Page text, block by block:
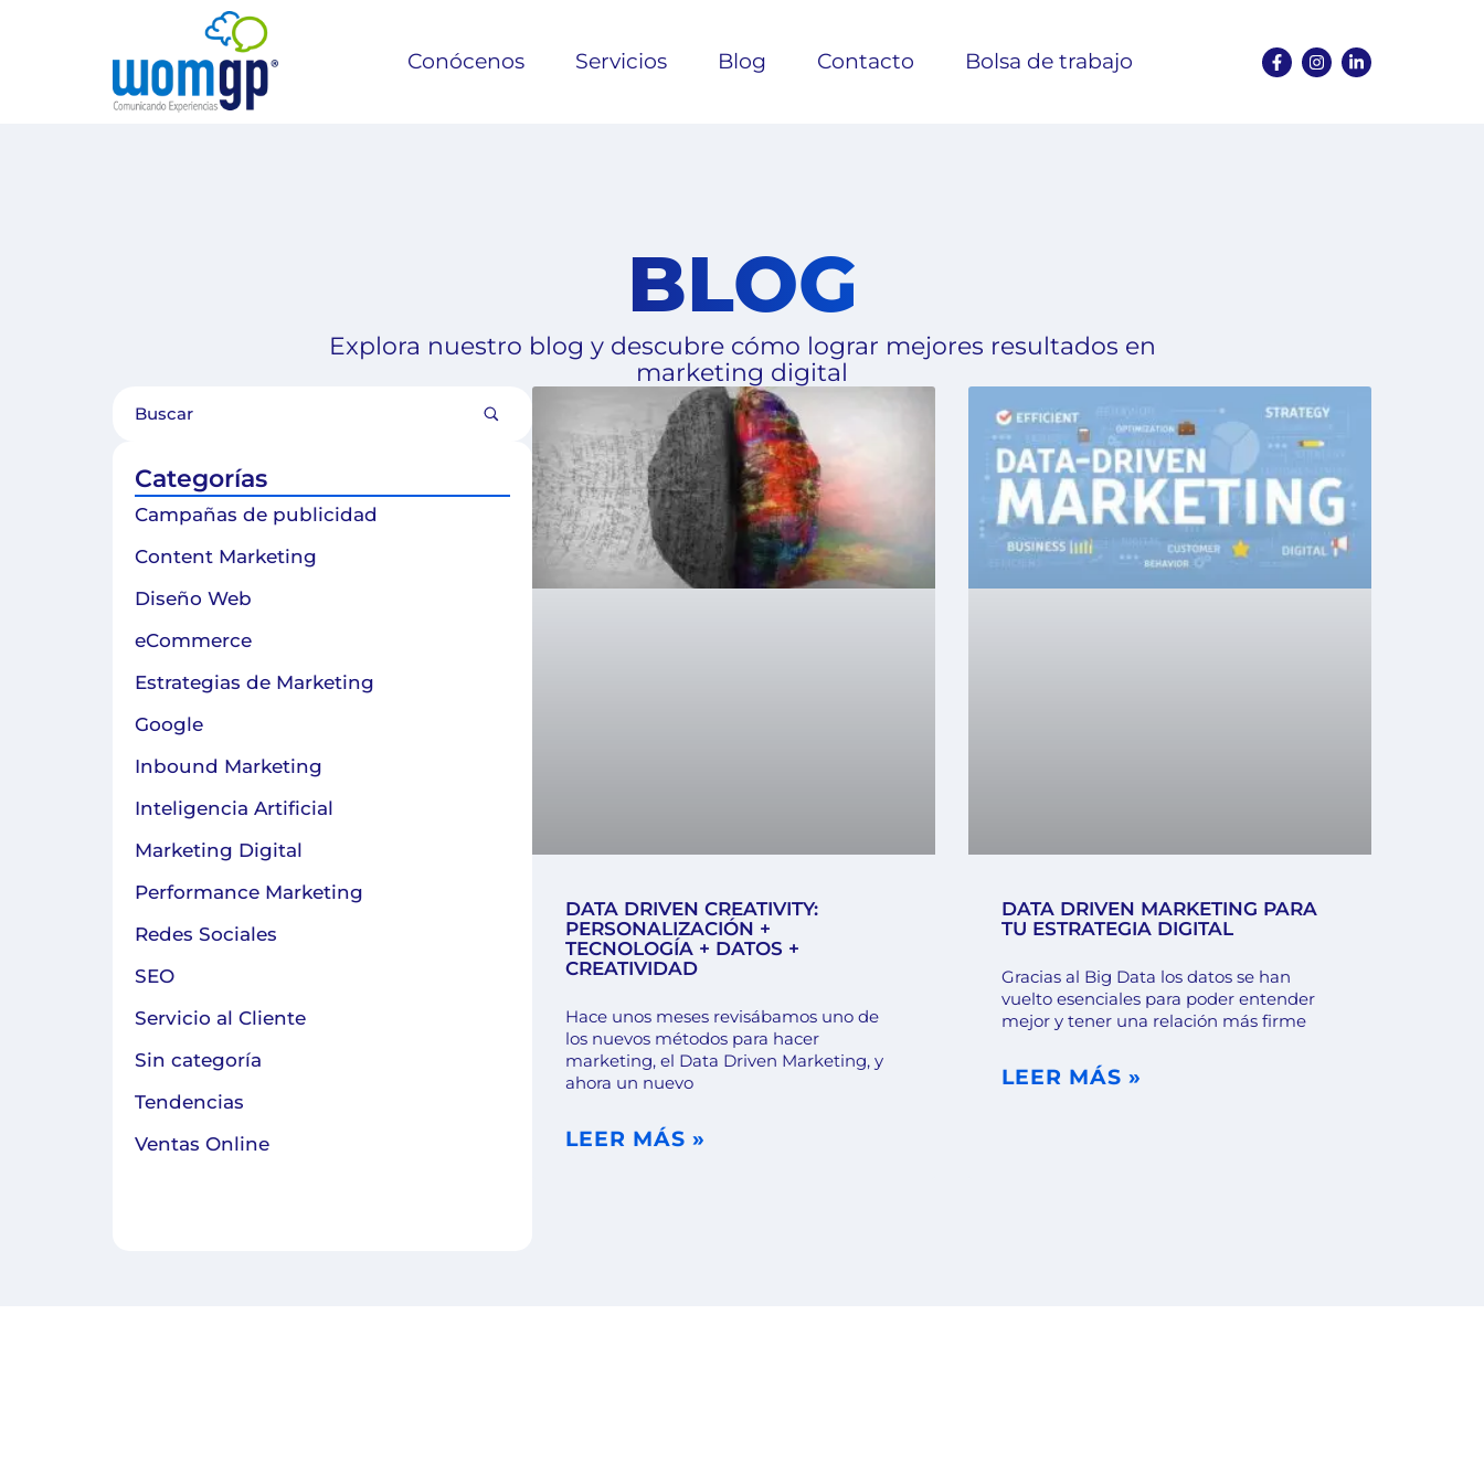
Conócenos Servicios Blog Contacto Bolsa de trabajo
BLOG
Explora nuestro blog y descubre cómo lograr mejores resultados en
marketing digital
Categorías
Campañas de publicidad
Content Marketing
Diseño Web
eCommerce
Estrategias de Marketing
Google
Inbound Marketing
Inteligencia Artificial
Marketing Digital
Performance Marketing
Redes Sociales
SEO
Servicio al Cliente
Sin categoría
Tendencias
Ventas Online
DATA DRIVEN CREATIVITY:
PERSONALIZACIÓN +
TECNOLOGÍA + DATOS +
CREATIVIDAD
Hace unos meses revisábamos uno de
los nuevos métodos para hacer
marketing, el Data Driven Marketing, y
ahora un nuevo
LEER MÁS »
DATA DRIVEN MARKETING PARA
TU ESTRATEGIA DIGITAL
Gracias al Big Data los datos se han
vuelto esenciales para poder entender
mejor y tener una relación más firme
LEER MÁS »